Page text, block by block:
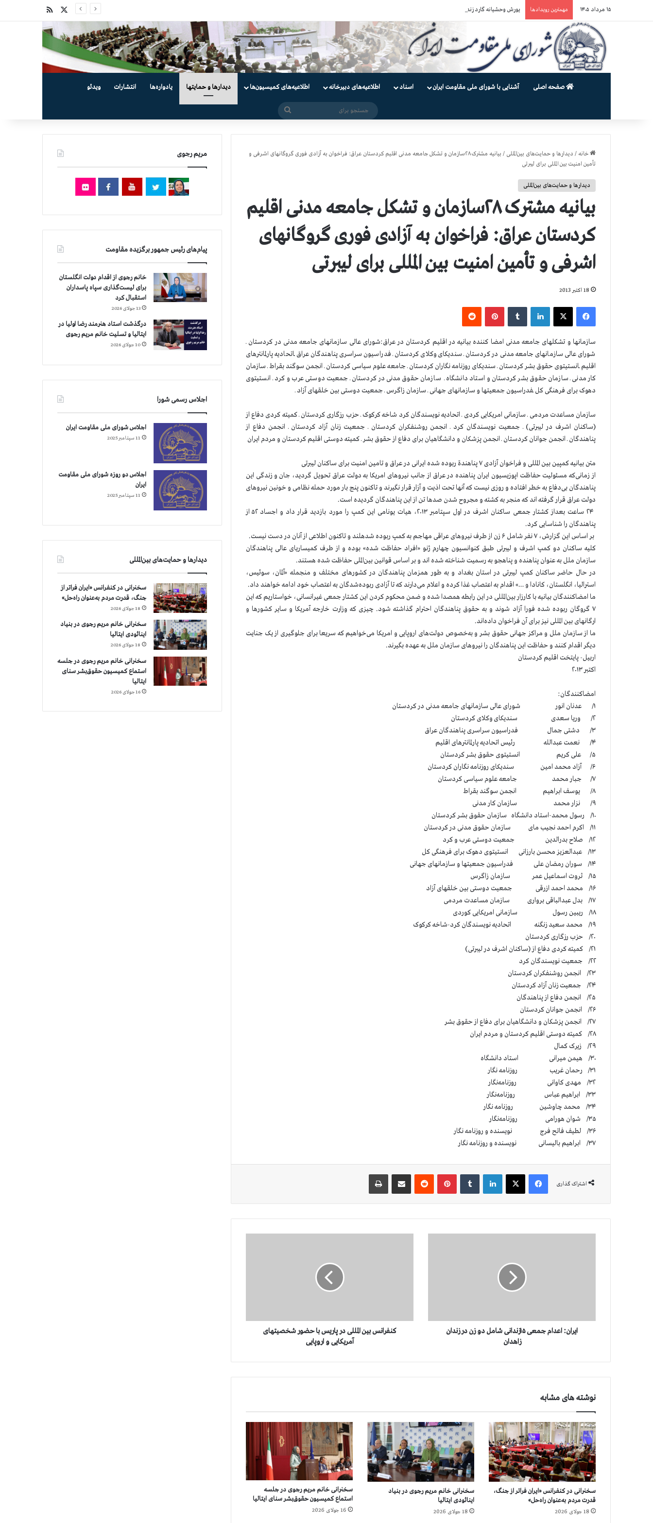
۱۵ مرداد ۱۴۰۵ مهمترین رویدادها یورش وحشیانه گارد زندان اوین به سالن ۵ بند ۷ و ضرب و شتم زندانیان
صفحه اصلی آشنایی با شورای ملی مقاومت ایران اسناد اطلاعیه‌های دبیرخانه اطلاعیه‌های کمیسیون‌‌ها دیدارها و حمایتها یادواره‌ها انتشارات ویدئو
خانه / دیدارها و حمایت‌های بین‌المللی /
بیانیه مشترک ۲۸سازمان و تشکل جامعه مدنی اقلیم کردستان عراق: فراخوان به آزادی فوری گروگانهای اشرفی و
تأمین امنیت بین المللی برای لیبرتی
دیدارها و حمایت‌های بین‌المللی
بیانیه مشترک ۲۸سازمان و تشکل جامعه مدنی اقلیم
کردستان عراق: فراخوان به آزادی فوری گروگانهای
اشرفی و تأمین امنیت بین المللی برای لیبرتی
18 اکتبر 2013
فیس بوک X ‫پین‌ترست
سازمانها و تشکلهای جامعه مدنی امضا کننده بیانیه در اقلیم کردستان در عراق:شورای عالی سازمانهای جامعه مدنی در کردستان ـ
شورای عالی سازمانهای جامعه مدنی در کردستان ـ سندیکای وکلای کردستان ـ فدراسیون سراسری پناهندگان عراق ـاتحادیه پارلمانترهای
اقلیم ـانستیتوی حقوق بشر کردستان ـ سندیکای روزنامه نگاران کردستان ـ جامعه علوم سیاسی کردستان ـ انجمن سوگند بقراط ـ سازمان
کار مدنی ـ سازمان حقوق بشر کردستان و استاد دانشگاه ـ سازمان حقوق مدنی در کردستان ـ جمعیت دوستی عرب و کرد ـ انستیتوی
دهوک برای فرهنگی کل ـفدراسیون جمعیتها و سازمانهای جهانی ـ سازمان زاگرس ـ جمعیت دوستی بین خلقهای آزاد ـ
سازمان مساعدت مردمی ـ سازمانی امریکایی کردی ـ اتحادیه نویسندگان کرد شاخه کرکوک ـ حزب رزگاری کردستان ـ کمیته کردی دفاع از
(ساکنان اشرف در لیبرتی) ـ جمعیت نویسندگان کرد ـ انجمن روشنفکران کردستان ـ جمعیت زنان آزاد کردستان ـ انجمن دفاع از
پناهندگان ـ انجمن جوانان کردستان ـ انجمن پزشکان و دانشگاهیان برای دفاع از حقوق بشر ـ کمیته دوستی اقلیم کردستان و مردم ایران
متن بیانیه کمپین بین المللی و فراخوان آزادی ۷ پناهندة ربوده شده ایرانی در عراق و تامین امنیت برای ساکنان لیبرتی
از زمانی‌که مسئولیت حفاظت اپوزیسیون ایران پناهنده در عراق از جانب نیروهای امریکا به دولت عراق تحویل گردید، جان و زندگی این
پناهندگان بی‌دفاع به خطر افتاده و روزی نیست که آنها تحت اذیت و آزار قرار نگیرند و تاکنون پنج بار مورد حمله نظامی و خونین نیروهای
دولت عراق قرار گرفته اند که منجر به کشته و مجروح شدن صدها تن از این پناهندگان گردیده است.
۲۴ ساعت بعداز کشتار جمعی ساکنان اشرف در اول سپتامبر ۲۰۱۳، هیات یونامی این کمپ را مورد بازدید قرار داد و اجساد ۵۲ از
پناهندگان را شناسایی کرد.
بر اساس این گزارش، ۷ نفر شامل ۶ زن از طرف نیروهای عراقی مهاجم به کمپ ربوده شدهلند و تاکنون اطلاعی از آنان در دست نیست.
کلیه ساکنان دو کمپ اشرف و لیبرتی طبق کنوانسیون چهارم ژنو «افراد حفاظت شده» بوده و از طرف کمیساریای عالی پناهندگان
سازمان ملل به عنوان پناهنده و پناهجو به رسمیت شناخته شده اند و بر اساس قوانین بین‌الملی حفاظت شده هستند.
در حال حاضر ساکنان کمپ لیبرتی در استان بغداد و به طور همزمان پناهندگان در کشورهای مختلف و منجمله «آلمان، سوئیس،
استرالیا، انگلستان، کانادا و …» اقدام به اعتصاب غذا کرده و اعلام می‌دارند که تا آزادی ربوده‌شدگان به اعتصاب خود ادامه خواهند داد.
ما امضاکنندگان بیانیه با کارزار بین‌المللی در این رابطه همصدا شده و ضمن محکوم کردن این کشتار جمعی غیرانسانی، خواستاریم که این
۷ گروگان ربوده شده فورا آزاد شوند و به حقوق پناهندگان احترام گذاشته شود. چیزی که وزارت خارجه آمریکا و سایر کشورها و
ارگانهای بین المللی نیز برای آن فراخوان داده‌اند.
ما از سازمان ملل و مراکز جهانی حقوق بشر و به‌خصوص دولت‌های اروپایی و امریکا می‌خواهیم که سریعا برای جلوگیری از یک جنایت
دیگر اقدام کنند و حفاظت این پناهندگان را نیروهای سازمان ملل به عهده بگیرند.
اربیل- پایتخت اقلیم کردستان
اکتبر ۲۰۱۳
امضاکنندگان:
۱/ عدنان انور شورای عالی سازمانهای جامعه مدنی در کردستان
۲/ وریا سعدی سندیکای وکلای کردستان
۳/ دشتی جمال فدراسیون سراسری پناهندگان عراق
۴/ نعمت عبدالله رئیس اتحادیه پارلمانترهای اقلیم
۵/ علی کریم انستیتوی حقوق بشر کردستان
۶/ آزاد محمد امین سندیکای روزنامه نگاران کردستان
۷/ جبار محمد جامعه علوم سیاسی کردستان
۸/ یوسف ابراهیم انجمن سوگند بقراط
۹/ نزار محمد سازمان کار مدنی
۱۰/ رسول محمد-استاد دانشگاه سازمان حقوق بشر کردستان
۱۱/ اکرم احمد نجیب مای سازمان حقوق مدنی در کردستان
۱۲/ صلاح بدرالدین جمعیت دوستی عرب و کرد
۱۳/ عبدالعزیز محسن بارزانی انستیتوی دهوک برای فرهنگی کل
۱۴/ سوران رمضان علی فدراسیون جمعیتها و سازمانهای جهانی
۱۵/ ثروت اسماعیل عمر سازمان زاگرس
۱۶/ محمد احمد ازرقی جمعیت دوستی بین خلقهای آزاد
۱۷/ بدل عبدالباقی برواری سازمان مساعدت مردمی
۱۸/ ریبین رسول سازمانی امریکایی کوردی
۱۹/ محمد سعید زنگنه اتحادیه نویسندگان کرد-شاخه کرکوک
۲۰/ حزب رزگاری کردستان
۲۱/ کمیته کردی دفاع از (ساکنان اشرف در لیبرتی)
۲۲/ جمعیت نویسندگان کرد
۲۳/ انجمن روشنفکران کردستان
۲۴/ جمعیت زنان آزاد کردستان
۲۵/ انجمن دفاع از پناهندگان
۲۶/ انجمن جوانان کردستان
۲۷/ انجمن پزشکان و دانشگاهیان برای دفاع از حقوق بشر
۲۸/ کمیته دوستی اقلیم کردستان و مردم ایران
۲۹/ زیرک کمال
۳۰/ هیمن میرانی استاد دانشگاه
۳۱/ رحمان غریب روزنامه نگار
۳۲/ مهدی کاوانی روزنامه‌نگار
۳۳/ ابراهیم عباس روزنامه‌نگار
۳۴/ محمد چاوشین روزنامه نگار
۳۵/ شوان هورامی روزنامه‌نگار
۳۶/ لطیف فاتح فرج نویسنده و روزنامه نگار
۳۷/ ابراهیم بالیسانی نویسنده و روزنامه نگار
اشتراک گذاری
فیس بوک X ‫پین‌ترست ‫رددیت
د
م
۵
ز
ن
د
ا
ن
ی
ش
ا
م
ل
د
ایران: اعدام جمعی ۱۵زندانی شامل دو زن در زندان
زاهدان
ی
م
ر
پ
ا
ر
ی
س
ب
ا
ح
کنفرانس بین المللی در پاریس با حضور شخصیتهای
آمریکایی و اروپایی
نوشته های مشابه
سخنرانی در کنفرانس «ایران فراتر از جنگ،
قدرت مردم به‌عنوان راه‌حل»
18 جولای 2026
سخنرانی خانم مریم رجوی در بنیاد
اینائودی ایتالیا
18 جولای 2026
سخنرانی خانم مریم رجوی در جلسه
استماع کمیسیون حقوق‌بشر سنای ایتالیا
16 جولای 2026
مریم رجوی
پیام‌های رئیس جمهور برگزیده مقاومت
خانم رجوی از اقدام دولت انگلستان
برای لیست‌گذاری سپاه پاسداران
استقبال کرد
13 جولای 2026
درگذشت استاد هنرمند رضا اولیا در
ایتالیا و تسلیت خانم مریم رجوی
10 جولای 2026
اجلاس رسمی شورا
اجلاس شورای ملی مقاومت ایران
11 سپتامبر 2025
اجلاس دو روزه شورای ملی مقاومت
ایران
11 سپتامبر 2025
دیدارها و حمایت‌های بین‌المللی
سخنرانی در کنفرانس «ایران فراتر از
جنگ، قدرت مردم به‌عنوان راه‌حل»
18 جولای 2026
سخنرانی خانم مریم رجوی در بنیاد
اینائودی ایتالیا
18 جولای 2026
سخنرانی خانم مریم رجوی در جلسه
استماع کمیسیون حقوق‌بشر سنای
ایتالیا
16 جولای 2026